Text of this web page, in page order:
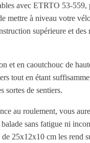
avec ETRTO 53-559,
mettre à niveau votre
supérieure et des
en caoutchouc de
tout en étant
sortes de sentiers.
au roulement, vous
sans fatigue ni
25x12x10 cm les rend